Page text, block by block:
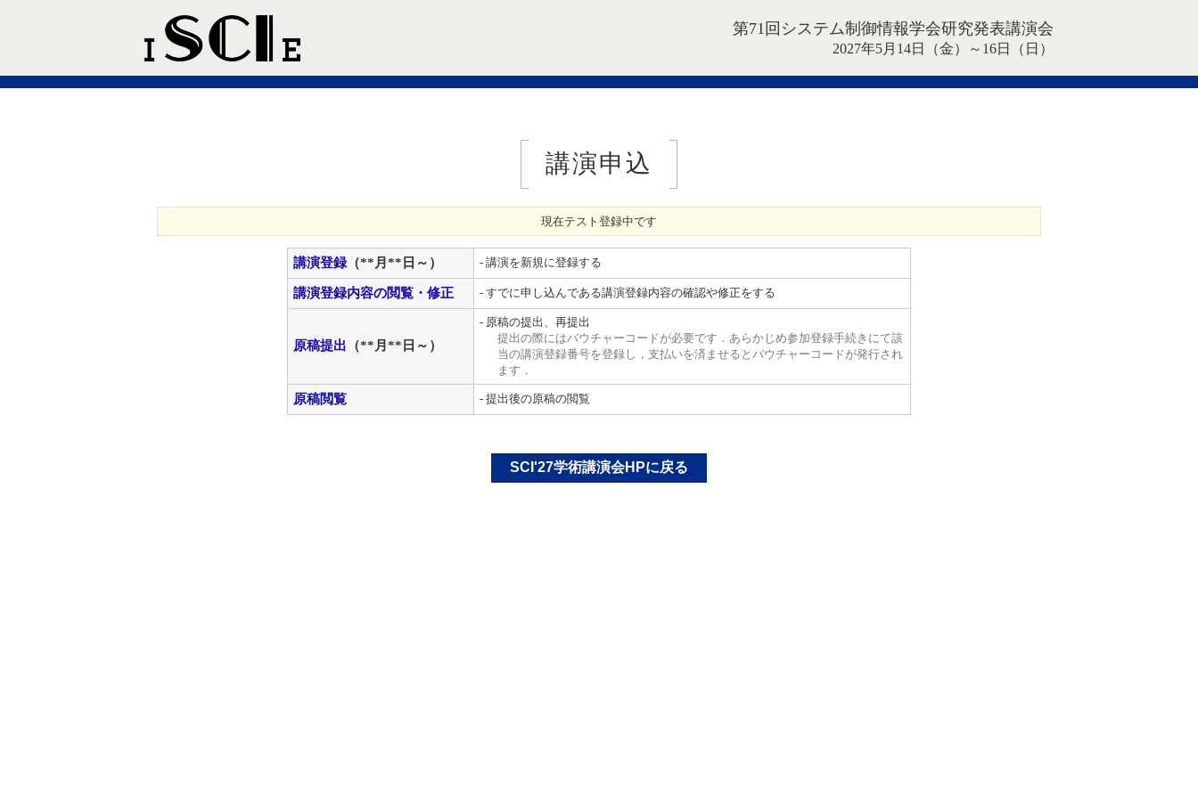
第71回システム制御情報学会研究発表講演会
2027年5月14日（金）～16日（日）
講演申込
現在テスト登録中です
講演登録（**月**日～） - 講演を新規に登録する
講演登録内容の閲覧・修正 - すでに申し込んである講演登録内容の確認や修正をする
原稿提出 （**月**日～）
- 原稿の提出、再提出
提出の際にはバウチャーコードが必要です．あらかじめ参加登録手続きにて該
当の講演登録番号を登録し，支払いを済ませるとバウチャーコードが発行され
ます．
原稿閲覧 - 提出後の原稿の閲覧
SCI'27学術講演会HPに戻る